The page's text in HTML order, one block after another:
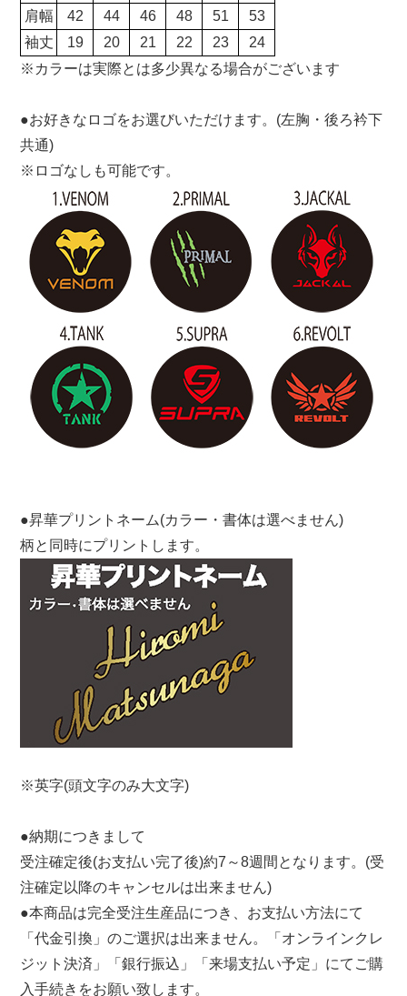
肩幅
42 44 46 48 51
53
袖丈
19 20 21 22 23
24
※カラーは実際とは多少異なる場合がございます
●お好きなロゴをお選びいただけます。(左胸・後ろ衿下
共通)
※ロゴなしも可能です。
●昇華プリントネーム(カラー・書体は選べません)
柄と同時にプリントします。
※英字(頭文字のみ大文字)
●納期につきまして
受注確定後(お支払い完了後)約7～8週間となります。(受
注確定以降のキャンセルは出来ません)
●本商品は完全受注生産品につき、お支払い方法にて
「代金引換」のご選択は出来ません。「オンラインクレ
ジット決済」「銀行振込」「来場支払い予定」にてご購
入手続きをお願い致します。